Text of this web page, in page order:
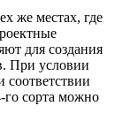
же местах, где
для создания
При условии
соответствии
го сорта можно